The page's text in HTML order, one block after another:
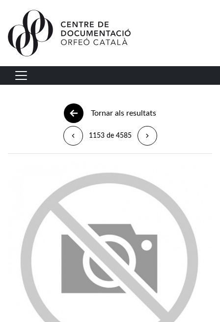
Vés al contingut
Navegació principal
Tornar als resultats
1153 de 4585